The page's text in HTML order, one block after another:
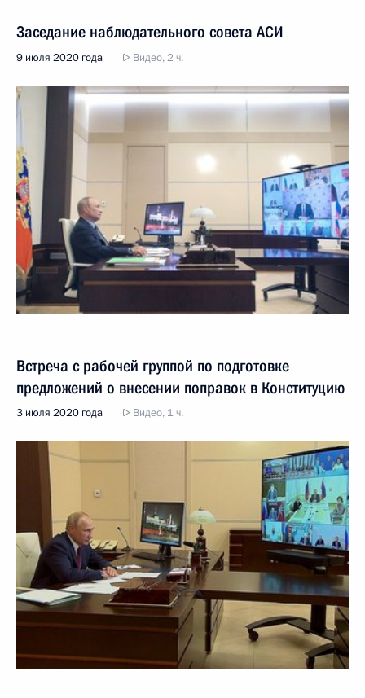
Заседание наблюдательного совета АСИ
9 июля 2020 года Видео, 2 ч.
Встреча с рабочей группой по подготовке
предложений о внесении поправок в Конституцию
3 июля 2020 года Видео, 1 ч.